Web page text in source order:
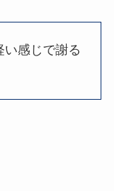
い感じで謝る